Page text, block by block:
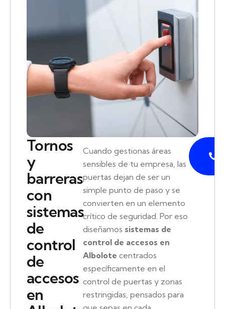
Tornos
y
barreras
con
sistemas
de
control
de
accesos
en
Cuando gestionas áreas
sensibles de tu empresa, las
puertas dejan de ser un
simple punto de paso y se
convierten en un elemento
crítico de seguridad. Por eso
diseñamos sistemas de
control de accesos en
Albolote centrados
específicamente en el
control de puertas y zonas
restringidas, pensados para